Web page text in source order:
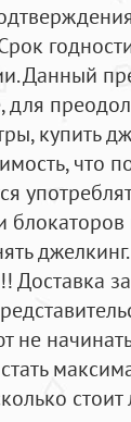
Данный
для
купить
что
Доставка
не